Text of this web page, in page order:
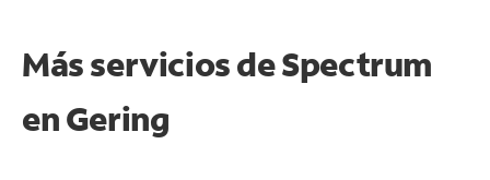
Más servicios de Spectrum
enGering